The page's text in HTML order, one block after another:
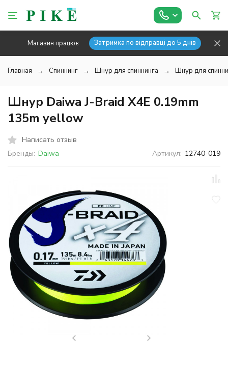
Магазин працює Затримка по відправці до 5 днів
Главная Спиннинг Шнур для спиннинга Шнур для
Шнур Daiwa J-Braid X4E 0.19mm
135m yellow
Написать отзыв
Бренды: Daiwa Артикул: 12740-019